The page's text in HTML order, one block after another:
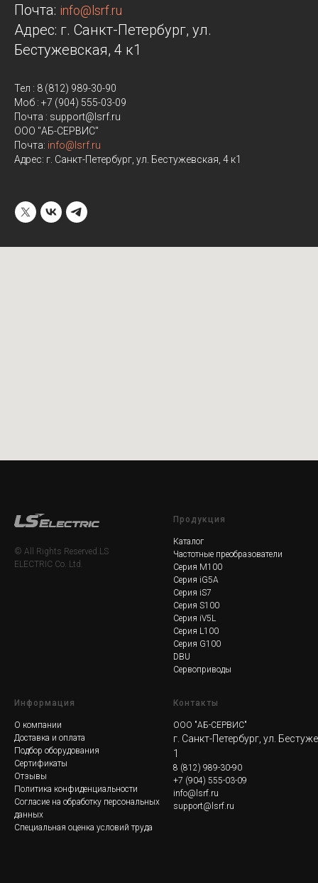
Почта: info@lsrf.ru
Адрес: г. Санкт-Петербург, ул.
Бестужевская, 4 к1
Тел : 8 (812) 989-30-90
Моб : +7 (904) 555-03-09
Почта : support@lsrf.ru
ООО "АБ-СЕРВИС"
Почта: info@lsrf.ru
Адрес: г. Санкт-Петербург, ул. Бестужевская, 4 к1
© All Rights Reserved.LS
ELECTRIC Co. Ltd.
Продукция
Каталог
Частотные преобразователи
Серия M100
Серия iG5A
Серия iS7
Серия S100
Серия iV5L
Серия L100
Серия G100
DBU
Сервоприводы
Информация
О компании
Доставка и оплата
Подбор оборудования
Сертификаты
Отзывы
Политика конфиденциальности
Согласие на обработку персональных
данных
Специальная оценка условий труда
Контакты
ООО "АБ-СЕРВИС"
г. Санкт-Петербург, ул.
1
8 (812) 989-30-90
+7 (904) 555-03-09
info@lsrf.ru
support@lsrf.ru